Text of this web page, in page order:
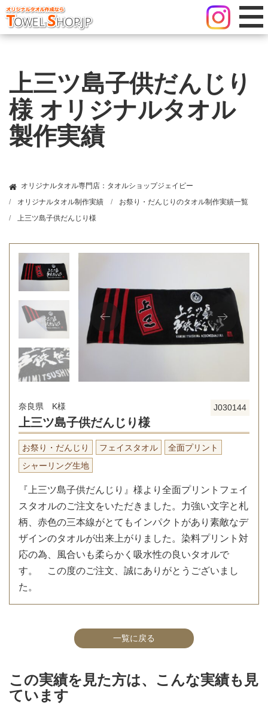
上三ツ島子供だんじり
様 オリジナルタオル
製作実績
オリジナルタオル専門店：タオルショップジェイピー
オリジナルタオル制作実績
お祭り・だんじりのタオル制作実績一覧
上三ツ島子供だんじり様
J030144
奈良県 K様
上三ツ島子供だんじり様
お祭り・だんじり フェイスタオル
全面プリント
シャーリング生地
『上三ツ島子供だんじり』様より全面プリントフェイ
スタオルのご注文をいただきました。力強い文字と札
柄、赤色の三本線がとてもインパクトがあり素敵なデ
ザインのタオルが出来上がりました。染料プリント対
応の為、風合いも柔らかく吸水性の良いタオルで
す。 この度のご注文、誠にありがとうございまし
た。
一覧に戻る
この実績を見た方は、こんな実績も見
ています